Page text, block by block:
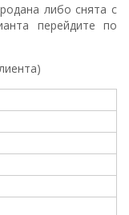
либо снята с
перейдите по